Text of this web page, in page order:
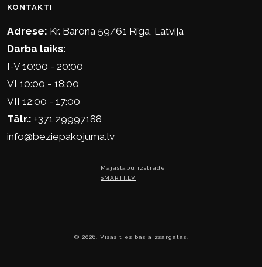
KONTAKTI
Adrese: Kr. Barona 59/61 Rīga, Latvija
Darba laiks:
I-V 10:00 - 20:00
VI 10:00 - 18:00
VII 12:00 - 17:00
Tālr.: +371 29997188
info@beziepakojuma.lv
© 2026. Visas tiesības aizsargātas.
Mājaslapu izstrāde
SMARTI.LV